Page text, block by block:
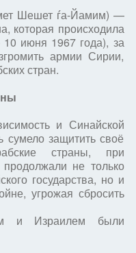
Шешет ѓа-Йамим) —
которая происходила
июня 1967 года), за
армии Сирии,
стран.
и Синайской
сумело защитить своё
страны, при
не только
государства, но и
угрожая сбросить
и Израилем были